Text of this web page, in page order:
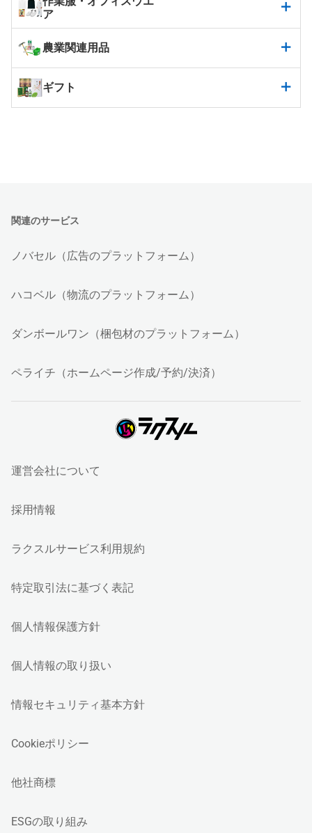
ア
農業関連用品
ギフト
関連のサービス
ノバセル（広告のプラットフォーム）
ハコベル（物流のプラットフォーム）
ダンボールワン（梱包材のプラットフォーム）
ペライチ（ホームページ作成/予約/決済）
運営会社について
採用情報
ラクスルサービス利用規約
特定取引法に基づく表記
個人情報保護方針
個人情報の取り扱い
情報セキュリティ基本方針
Cookieポリシー
他社商標
ESGの取り組み